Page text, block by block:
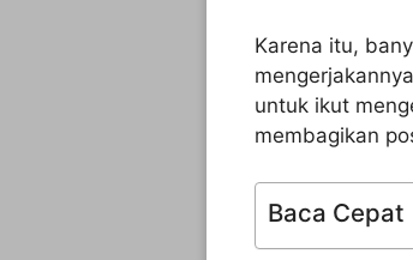
Karena itu,
untuk ikut
membagikan
Baca Cepat